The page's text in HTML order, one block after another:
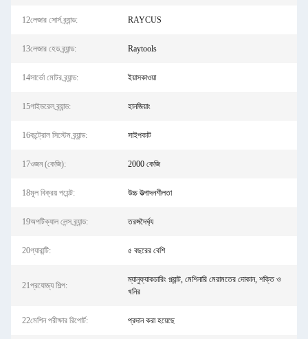
12লেজার সোর্স ব্র্যান্ড: RAYCUS
13লেজার হেড ব্র্যান্ড: Raytools
14সার্ভো মোটর ব্র্যান্ড: ইয়াসকাওয়া
15গাইডরেল ব্র্যান্ড: হানজিয়াং
16কন্ট্রোল সিস্টেম ব্র্যান্ড: সাইপকাট
17ওজন (কেজি): 2000 কেজি
18মূল বিক্রয় পয়েন্ট: উচ্চ উত্পাদনশীলতা
19অপটিক্যাল লেন্স ব্র্যান্ড: তরঙ্গদৈর্ঘ্য
20গ্যারান্টি: ৫ বছরের বেশি
21প্রযোজ্য শিল্প:
ম্যানুফ্যাকচারিং প্ল্যান্ট, মেশিনারি মেরামতের দোকান, শক্তি ও
খনির
22মেশিন পরীক্ষার রিপোর্ট: প্রদান করা হয়েছে